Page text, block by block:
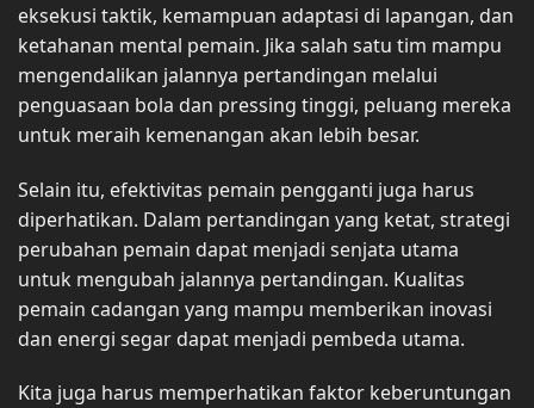
eksekusi taktik, kemampuan adaptasi di lapangan, dan
ketahanan mental pemain. Jika salah satu tim mampu
mengendalikan jalannya pertandingan melalui
penguasaan bola dan pressing tinggi, peluang mereka
untuk meraih kemenangan akan lebih besar.
Selain itu, efektivitas pemain pengganti juga harus
diperhatikan. Dalam pertandingan yang ketat, strategi
perubahan pemain dapat menjadi senjata utama
untuk mengubah jalannya pertandingan. Kualitas
pemain cadangan yang mampu memberikan inovasi
dan energi segar dapat menjadi pembeda utama.
Kita juga harus memperhatikan faktor keberuntungan